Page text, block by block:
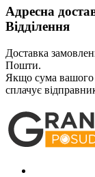
Адресна
Відділення
Доставка
Пошти.
Якщо сума вашого
сплачує